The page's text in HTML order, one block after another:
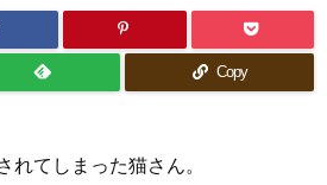
Copy
れてしまった猫さん。